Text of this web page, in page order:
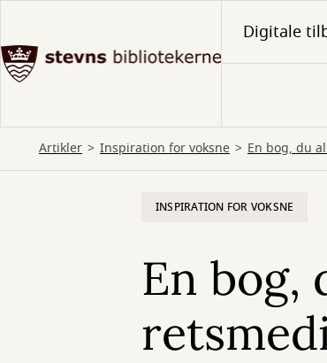
hovedindhold
Digitale
Artikler Inspiration for voksne En bog, du
INSPIRATION FOR VOKSNE
En bog,